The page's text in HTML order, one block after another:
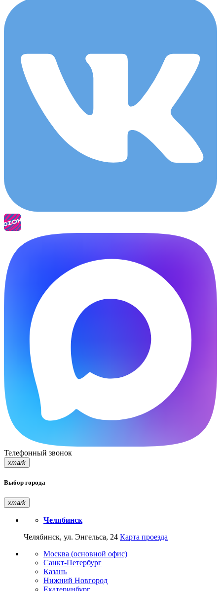
Телефонный звонок
xmark
Выбор города
xmark
Челябинск
Челябинск, ул. Энгельса, 24 Карта проезда
Москва (основной офис)
Санкт-Петербург
Казань
Нижний Новгород
Екатеринбург